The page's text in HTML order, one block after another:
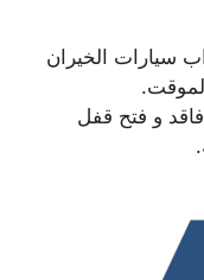
سيارات الخيران
و فتح قفل